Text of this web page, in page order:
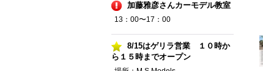
加藤雅彦さんカーモデル教室
13：00〜17：00
8/15はゲリラ営業 １０時か
ら１５時までオープン